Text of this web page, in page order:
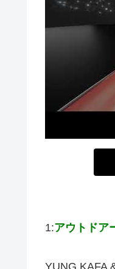
1:アウトドア